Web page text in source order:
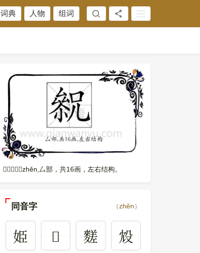
词典 人物 组词
𠬓，读音是zhěn,厶部，共16画，左右结构。
同音字 （zhěn）
姫 𣓀 䴾
㱽